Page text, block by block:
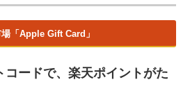
「Apple Gift Card」
ードで、楽天ポイントがた